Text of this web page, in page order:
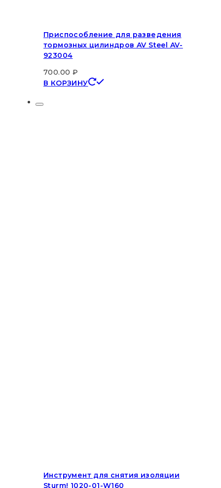
Приспособление для разведения
тормозных цилиндров AV Steel AV-
923004
700.00 ₽
В КОРЗИНУ
Инструмент для снятия изоляции
Sturm! 1020-01-W160